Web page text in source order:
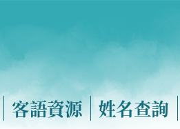
客語資源 姓名查詢